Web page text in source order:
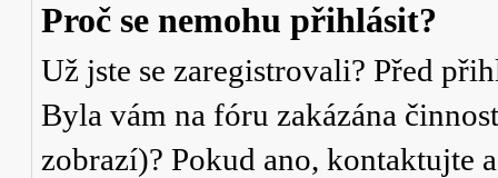
Proč se nemohu přihlásit?
Už jste se zaregistrovali? Před
Byla vám na fóru zakázána
zobrazí)? Pokud ano, kontaktujte